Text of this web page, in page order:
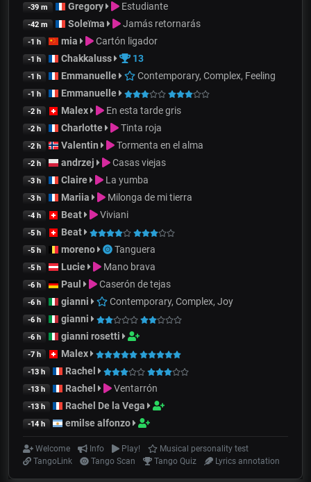
-39 m Gregory Estudiante
-42 m Soleïma Jamás retornarás
-1 h mia Cartón ligador
-1 h Chakkaluss 13
-1 h Emmanuelle Contemporary, Complex, Feeling
-1 h Emmanuelle
-2 h Malex En esta tarde gris
-2 h Charlotte Tinta roja
-2 h Valentin Tormenta en el alma
-2 h andrzej Casas viejas
-3 h Claire La yumba
-3 h Mariia Milonga de mi tierra
-4 h Beat Viviani
-5 h Beat
-5 h moreno Tanguera
-5 h Lucie Mano brava
-6 h Paul Caserón de tejas
-6 h gianni Contemporary, Complex, Joy
-6 h gianni
-6 h gianni rosetti
-7 h Malex
-13 h Rachel
-13 h Rachel Ventarrón
-13 h Rachel De la Vega
-14 h emilse alfonzo
Welcome Info Play!
Musical personality test
TangoLink
Tango Scan Tango Quiz Lyrics annotation